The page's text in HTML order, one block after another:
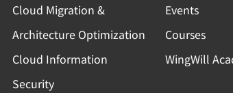
Cloud Migration &
Architecture Optimization
Cloud Information
Security
Events
Courses
WingWill